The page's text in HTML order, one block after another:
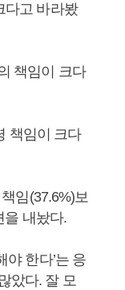
다고 바라봤
책임이 크다
책임이 크다
임(37.6%)보
을 내놨다.
야 한다’는 응
았다. 잘 모